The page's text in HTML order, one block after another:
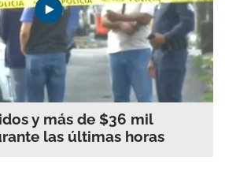
y más de $36 mil
las últimas horas